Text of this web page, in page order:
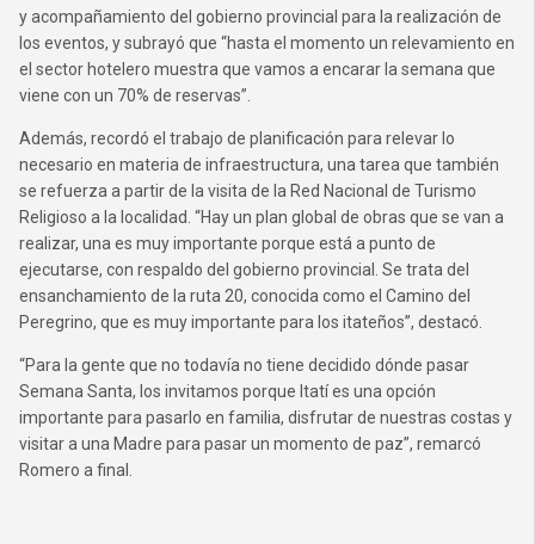
y acompañamiento del gobierno provincial para la realización de
los eventos, y subrayó que “hasta el momento un relevamiento en
el sector hotelero muestra que vamos a encarar la semana que
viene con un 70% de reservas”.
Además, recordó el trabajo de planificación para relevar lo
necesario en materia de infraestructura, una tarea que también
se refuerza a partir de la visita de la Red Nacional de Turismo
Religioso a la localidad. “Hay un plan global de obras que se van a
realizar, una es muy importante porque está a punto de
ejecutarse, con respaldo del gobierno provincial. Se trata del
ensanchamiento de la ruta 20, conocida como el Camino del
Peregrino, que es muy importante para los itateños”, destacó.
“Para la gente que no todavía no tiene decidido dónde pasar
Semana Santa, los invitamos porque Itatí es una opción
importante para pasarlo en familia, disfrutar de nuestras costas y
visitar a una Madre para pasar un momento de paz”, remarcó
Romero a final.